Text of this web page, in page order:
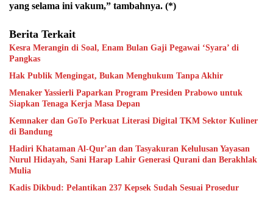
yang selama ini vakum,” tambahnya. (*)
Berita Terkait
Kesra Merangin di Soal, Enam Bulan Gaji Pegawai ‘Syara’ di
Pangkas
Hak Publik Mengingat, Bukan Menghukum Tanpa Akhir
Menaker Yassierli Paparkan Program Presiden Prabowo untuk
Siapkan Tenaga Kerja Masa Depan
Kemnaker dan GoTo Perkuat Literasi Digital TKM Sektor Kuliner
di Bandung
Hadiri Khataman Al-Qur’an dan Tasyakuran Kelulusan Yayasan
Nurul Hidayah, Sani Harap Lahir Generasi Qurani dan Berakhlak
Mulia
Kadis Dikbud: Pelantikan 237 Kepsek Sudah Sesuai Prosedur